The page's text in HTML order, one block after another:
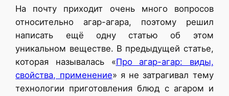
На почту приходит очень много вопросов
относительно агар-агара, поэтому решил
написать ещё одну статью об этом
уникальном веществе. В предыдущей статье,
которая называлась «Про агар-агар: виды,
свойства, применение» я не затрагивал тему
технологии приготовления блюд с агаром и